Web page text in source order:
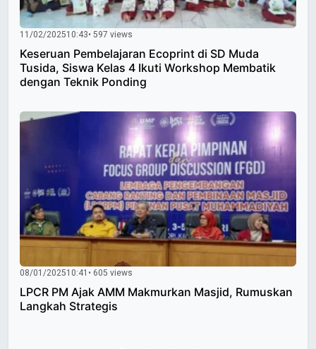
11/02/202510:43• 597 views
Keseruan Pembelajaran Ecoprint di SD Muda
Tusida, Siswa Kelas 4 Ikuti Workshop Membatik
dengan Teknik Ponding
08/01/202510:41 • 605 views
LPCR PM Ajak AMM Makmurkan Masjid, Rumuskan
Langkah Strategis